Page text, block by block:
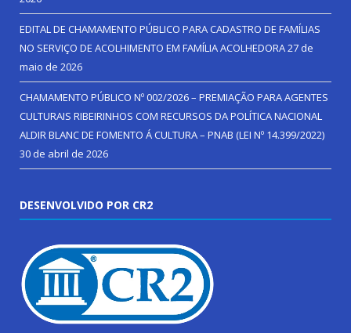
EDITAL DE CHAMAMENTO PÚBLICO PARA CADASTRO DE FAMÍLIAS
NO SERVIÇO DE ACOLHIMENTO EM FAMÍLIA ACOLHEDORA27 de
maio de 2026
CHAMAMENTO PÚBLICO Nº 002/2026 – PREMIAÇÃO PARA AGENTES
CULTURAIS RIBEIRINHOS COM RECURSOS DA POLÍTICA NACIONAL
ALDIR BLANC DE FOMENTO Á CULTURA – PNAB (LEI Nº 14.399/2022)
30 de abril de 2026
DESENVOLVIDO POR CR2